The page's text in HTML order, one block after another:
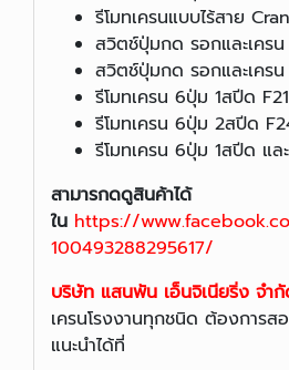
รีโมทเครนแบบไร้สาย
สวิตช์ปุ่มกด รอกและเคร
สวิตช์ปุ่มกด รอกและเคร
รีโมทเครน 6ปุ่ม 1สปีด
รีโมทเครน 6ปุ่ม 2สปีด
รีโมทเครน 6ปุ่ม 1สปีด แล
สามารกดดูสินค้าได้
ใน https://
100493288295617/
บริษัท แสนพัน เอ็นจิเนียริ่ง จำ
เครนโรงงานทุกชนิด ต้องการส
แนะนำได้ที่